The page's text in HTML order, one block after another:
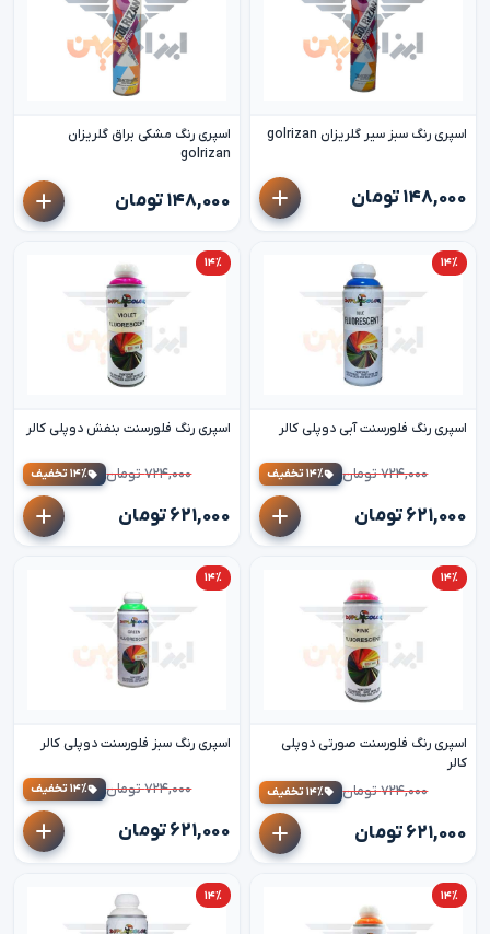
اسپری رنگ سبز سیر گلریزان golrizan
۱۴۸,۰۰۰ تومان
اسپری رنگ مشکی براق گلریزان
golrizan
۱۴۸,۰۰۰ تومان
۱۴٪
اسپری رنگ فلورسنت آبی دوپلی کالر
۷۲۴,۰۰۰ تومان ۱۴٪ تخفیف
۶۲۱,۰۰۰ تومان
۱۴٪
اسپری رنگ فلورسنت بنفش دوپلی کالر
۷۲۴,۰۰۰ تومان ۱۴٪ تخفیف
۶۲۱,۰۰۰ تومان
۱۴٪
اسپری رنگ فلورسنت صورتی دوپلی
کالر
۷۲۴,۰۰۰ تومان ۱۴٪ تخفیف
۶۲۱,۰۰۰ تومان
۱۴٪
اسپری رنگ سبز فلورسنت دوپلی کالر
۷۲۴,۰۰۰ تومان ۱۴٪ تخفیف
۶۲۱,۰۰۰ تومان
۱۴٪ ۱۴٪